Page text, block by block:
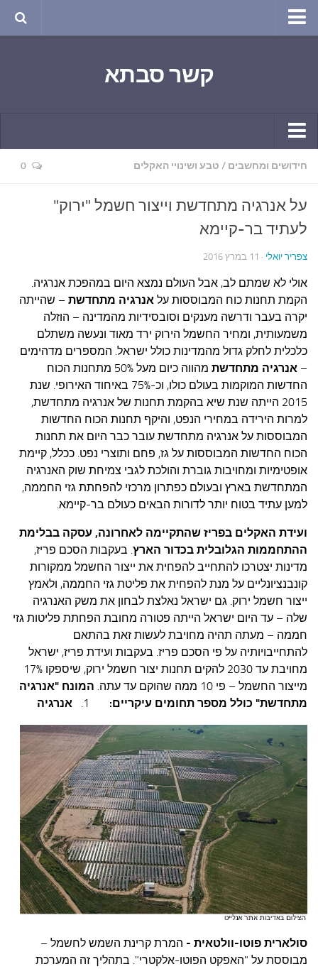
שירה
חגים ומועדים
ספורט בריאות וקורונה
ימי הקורונה שלי
חומר למחשבה
הקונדיטוריה
עצות סבתא
סבתא מספרת
נווה הבלוגים
קשר משפחתי
פינת הנכד
קשר סבתא
קשר יומי
תחביבים
סרטונים ואנימציה
סרטים מומלצים
חידושים ומחשבים / טבע ושינויי האקלים 0
על אנרגיה מתחדשת וייצור חשמל "ירוק"
לעתיד בר-קיימא
צפריר יואלי · 11 במרץ 2016
אולי לא שמתם לב, אבל העולם נמצא היום במהפכת אנרגיה.
הקמת תחנות כוח המבוססות על אנרגיה מתחדשת – שהייתה
יקרה בעבר ודרשה מענקים וסובסידיות מהמדינה – הוזלה
משמעותית, ומחיר החשמל הירוק ירד מאוד ונעשה משתלם
כלכלית לחלק גדול מהמדינות כולל ישראל. המספרים מדהימים
– אנרגיה מתחדשת
מהווה כיום מעל 50% מתחנות הכוח
החדשות המוקמות בעולם כולו, וכ-75% באיחוד האירופי. שנת
2015 הייתה שנת שיא בהקמת תחנות של אנרגיה מתחדשת,
למרות הירידה במחירי הנפט, והיקף תחנות הכוח החדשות
המבוססות על אנרגיה מתחדשת עובר כבר היום את תחנות
הכוח החדשות המבוססות על גז, פחם ותוצרי נפט. ככלל, קיימת
אופטימיות ומחויבות גוברת והולכת לגבי צמיחת שוק האנרגיה
המתחדשת בארץ ובעולם כפתרון מרכזי להפחתת גזי החממה,
למען עתיד בטוח יותר לדורות הבאים כעולם בר-קיימא.
ועידת האקלים בפריז שהתקיימה לאחרונה, עסקה בבלימת
ההתחממות הגלובלית בכדור הארץ. בעקבות הסכם פריז,
מדינות יצטרכו להתחייב להפחית את ייצור החשמל ממקורות
קונבנציונליים על מנת להפחית את פליטת גזי החממה, ולאמץ
ייצור חשמל ירוק. גם ישראל נאלצת לבחון את משק האנרגיה
שלה – עד היום ישראל הייתה פטורה מחובת הפחתת פליטות גזי
חממה – מעתה תהיה מחויבת לעשות זאת בהתאם
להתחייבויותיה על פי הסכם פריז. בעקבות ועידת פריז, ישראל
מחויבת עד 2030 להקים תחנות יצור חשמל ירוק, שיספקו 17%
מייצור החשמל – פי 10 ממה שהוקם עד עתה.
המונח "אנרגיה
מתחדשת" כולל מספר תחומים עיקריים:
1. אנרגיה
סולארית פוטו-וולטאית - המרת קרינת השמש לחשמל –
מבוססת על "האפקט הפוטו-אלקטרי". בתהליך זה המערכת